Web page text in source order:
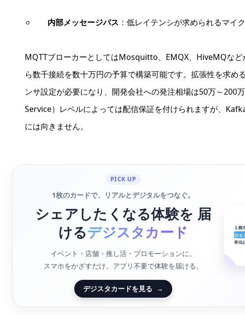
内部メッセージバス ：低レイテンシが求められるマイ
MQTTブローカーとしてはMosquitto、EMQX、HiveMQなど
ら数千接続を数十万円の予算で構築可能です。拡張性を求め
ンサ設定が必要になり、開発会社への発注相場は50万～200
Service）レベルによっては配信保証を付けられますが、
には向きません。
PICK UP
1枚のカードで、リアルとデジタルをつなぐ。
シェアしたくなる体験を 届
けるデジスタカード
イベント・店舗・推し活・プロモーションに。
スマホをかざすだけ。アプリ不要で体験を届ける。
デジスタカードを見る →